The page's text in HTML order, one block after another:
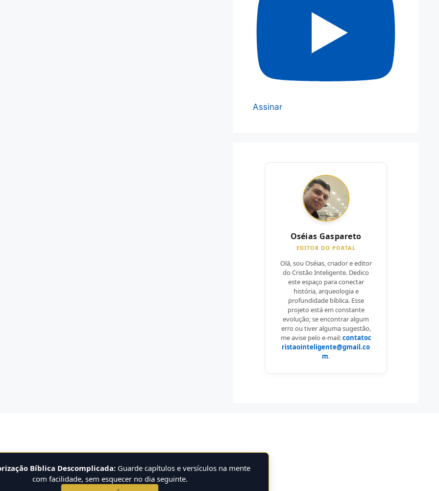
Assinar
Oséias Gaspareto
EDITOR DO PORTAL
Olá, sou Oséias, criador e editor
do Cristão Inteligente. Dedico
este espaço para conectar
história, arqueologia e
profundidade bíblica. Esse
projeto está em constante
evolução; se encontrar algum
erro ou tiver alguma sugestão,
me avise pelo e-mail:contatoc
ristaointeligente@gmail.co
m.
Bíblica Descomplicada: Guarde capítulos e versículos na mente
com facilidade, sem esquecer no dia seguinte.